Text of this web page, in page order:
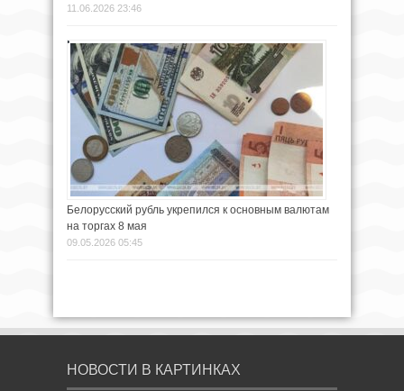
11.06.2026 23:46
Белорусский рубль укрепился к основным валютам
на торгах 8 мая
09.05.2026 05:45
НОВОСТИ В КАРТИНКАХ